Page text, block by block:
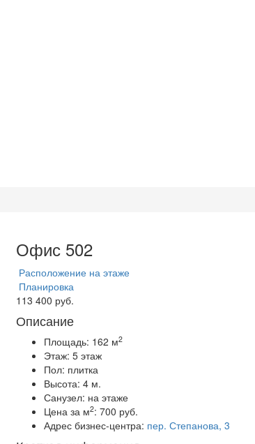
Офис 502
Расположение на этаже
Планировка
113 400 руб.
Описание
Площадь: 162 м2
Этаж: 5 этаж
Пол: плитка
Высота: 4 м.
Санузел: на этаже
Цена за м2: 700 руб.
Адрес бизнес-центра: пер. Степанова, 3